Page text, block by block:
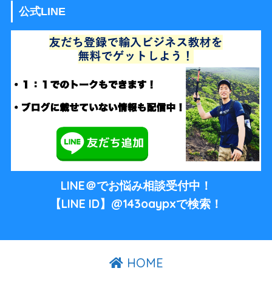
公式LINE
LINE＠でお悩み相談受付中！
【LINE ID】@143oaypxで検索！
HOME